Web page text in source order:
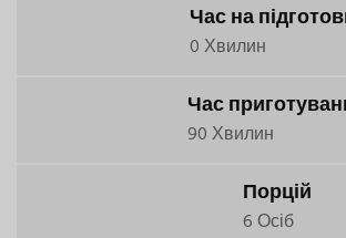
Час на
0 Хвилин
Час
90 Хвилин
Порцій
6 Осіб